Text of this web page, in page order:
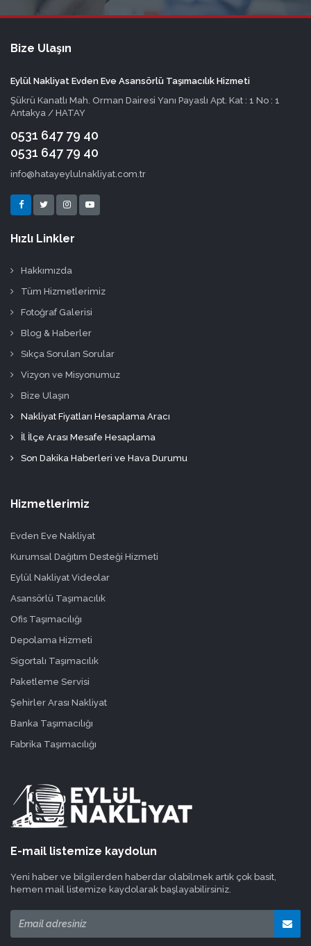
Bize Ulaşın
Eylül Nakliyat Evden Eve Asansörlü Taşımacılık Hizmeti
Şükrü Kanatlı Mah. Orman Dairesi Yanı Payaslı Apt. Kat : 1 No : 1
Antakya / HATAY
0531 647 79 40
0531 647 79 40
info@hatayeylulnakliyat.com.tr
Hızlı Linkler
Hakkımızda
Tüm Hizmetlerimiz
Fotoğraf Galerisi
Blog & Haberler
Sıkça Sorulan Sorular
Vizyon ve Misyonumuz
Bize Ulaşın
Nakliyat Fiyatları Hesaplama Aracı
İl İlçe Arası Mesafe Hesaplama
Son Dakika Haberleri ve Hava Durumu
Hizmetlerimiz
Evden Eve Nakliyat
Kurumsal Dağıtım Desteği Hizmeti
Eylül Nakliyat Videolar
Asansörlü Taşımacılık
Ofis Taşımacılığı
Depolama Hizmeti
Sigortalı Taşımacılık
Paketleme Servisi
Şehirler Arası Nakliyat
Banka Taşımacılığı
Fabrika Taşımacılığı
E-mail listemize kaydolun
Yeni haber ve bilgilerden haberdar olabilmek artık çok basit,
hemen mail listemize kaydolarak başlayabilirsiniz.